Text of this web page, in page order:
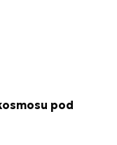
pod